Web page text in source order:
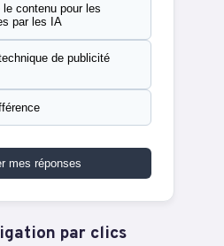
contenu pour les
par les IA
de publicité
mes réponses
par clics